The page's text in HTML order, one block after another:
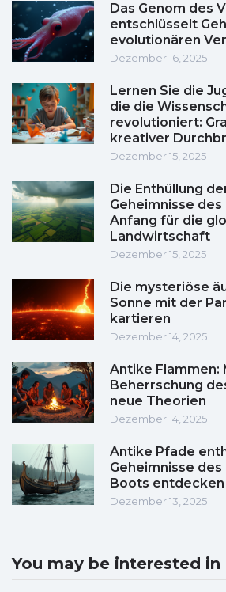
Das Genom des
entschlüsselt
evolutionären
Dezember 16, 2025
Lernen Sie die
die die
revolutioniert:
kreativer
Dezember 15, 2025
Die Enthüllung
Geheimnisse des
Anfang für die
Landwirtschaft
Dezember 15, 2025
Die mysteriöse
Sonne mit der
kartieren
Dezember 14, 2025
Antike Flammen:
Beherrschung
neue Theorien
Dezember 14, 2025
Antike Pfade
Geheimnisse
Boots entdecken
Dezember 13, 2025
You may be interested in